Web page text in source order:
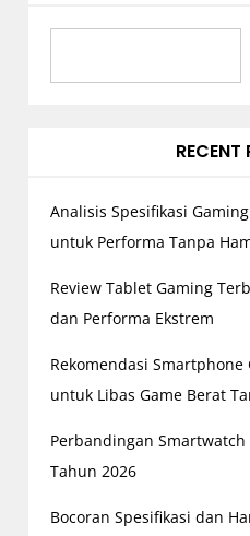
RECENT
Analisis Spesifikasi
untuk Performa Tanpa
Review Tablet Gaming
dan Performa Ekstrem
Rekomendasi Smartphone
untuk Libas Game Berat
Perbandingan
Tahun 2026
Bocoran Spesifikasi dan